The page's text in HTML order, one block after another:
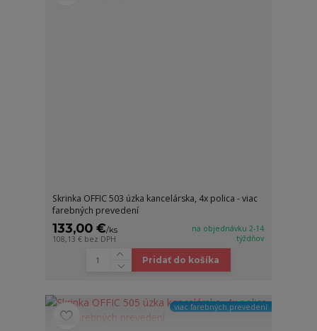
Skrinka OFFIC 503 úzka kancelárska, 4x polica - viac
farebných prevedení
133,00 €/ks
108,13 € bez DPH
na objednávku 2-14
týždňov
Pridať do košíka
viac farebných prevedení